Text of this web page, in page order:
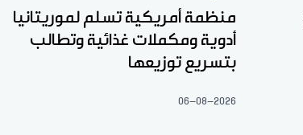
منظمة أمريكية تسلم لموريتانيا
أدوية ومكملات غذائية وتطالب
بتسريع توزيعها
06-08-2026